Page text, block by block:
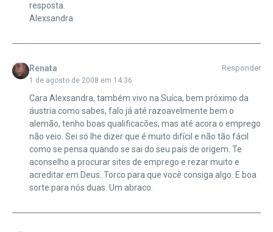
resposta.
Alexsandra
Renata
1 de agosto de 2008 em 14:36
Responder
Cara Alexsandra, também vivo na Suíca, bem próximo da
áustria como sabes, falo já até razoavelmente bem o
alemão, tenho boas qualificacões, mas até acora o emprego
não veio. Sei só lhe dizer que é muito difícil e não tão fácil
como se pensa quando se sai do seu país de origem. Te
aconselho a procurar sites de emprego e rezar muito e
acreditar em Deus. Torco para que você consiga algo. E boa
sorte para nós duas. Um abraco.